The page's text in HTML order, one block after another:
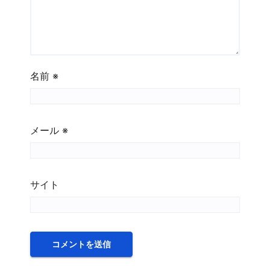
名前 ※
メール ※
サイト